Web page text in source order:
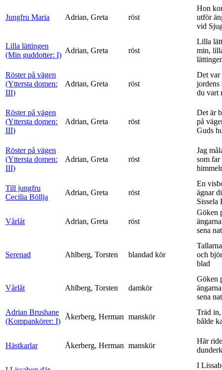
Jungfru Maria Adrian, Greta röst
Hon
utför
vid
Lilla lättingen
(Min guddotter: I)
Adrian, Greta röst
Lilla
min,
Röster på vägen
(Yttersta domen:
III)
Adrian, Greta röst
Det var
jordens
du vart
Röster på vägen
(Yttersta domen:
III)
Adrian, Greta röst
Det är
på
Guds
Röster på vägen
(Yttersta domen:
III)
Adrian, Greta röst
Jag
som
Till jungfru
Cecilia Böllja
Adrian, Greta röst
En
ägnar
Sissela
Vårlåt Adrian, Greta röst
Göken
sena
Serenad Ahlberg, Torsten blandad kör
och
blad
Vårlåt Ahlberg, Torsten damkör
Göken
sena
Adrian Brushane
(Kompankörer: I)
Åkerberg, Herman manskör
Träd
bålde
Hästkarlar Åkerberg, Herman manskör
Här
I